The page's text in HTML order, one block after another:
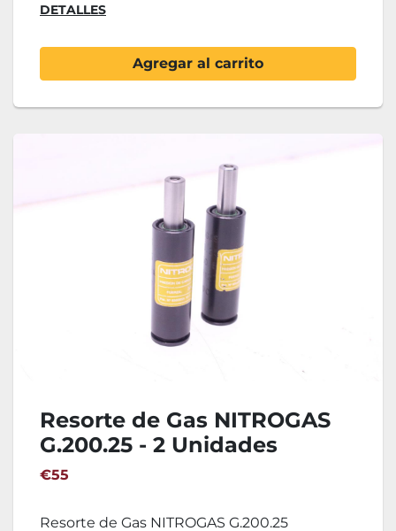
DETALLES
Agregar al carrito
Resorte de Gas NITROGAS
G.200.25 - 2 Unidades
€55
Resorte de Gas NITROGAS G.200.25